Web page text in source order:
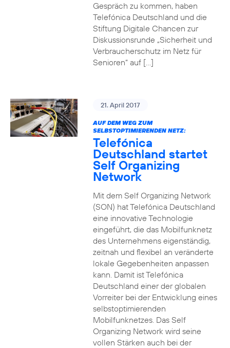
Gespräch zu kommen, haben
Telefónica Deutschland und die
Stiftung Digitale Chancen zur
Diskussionsrunde „Sicherheit und
Verbraucherschutz im Netz für
Senioren“ auf […]
21. April 2017
AUF DEM WEG ZUM
SELBSTOPTIMIERENDEN NETZ:
Telefónica
Deutschland startet
Self Organizing
Network
Mit dem Self Organizing Network
(SON) hat Telefónica Deutschland
eine innovative Technologie
eingeführt, die das Mobilfunknetz
des Unternehmens eigenständig,
zeitnah und flexibel an veränderte
lokale Gegebenheiten anpassen
kann. Damit ist Telefónica
Deutschland einer der globalen
Vorreiter bei der Entwicklung eines
selbstoptimierenden
Mobilfunknetzes. Das Self
Organizing Network wird seine
vollen Stärken auch bei der